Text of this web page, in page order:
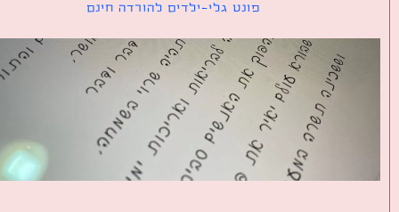
פונט גלי-ילדים להורדה חינם